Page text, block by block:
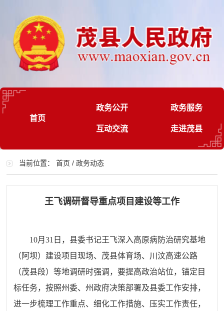
首页
政务公开 政务服务
互动交流 走进茂县
当前位置：首页 /政务动态
王飞调研督导重点项目建设等工作
10月31日，县委书记王飞深入高原病防治研究基地
（阿坝）建设项目现场、茂县体育场、川汶高速公路
（茂县段）等地调研时强调，要提高政治站位，锚定目
标任务，按照州委、州政府决策部署及县委工作安排，
进一步梳理工作重点、细化工作措施、压实工作责任，